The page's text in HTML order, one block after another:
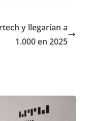
y llegarían a
1.000 en 2025